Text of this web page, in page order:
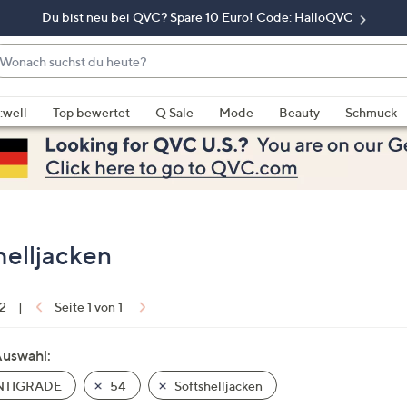
Du bist neu bei QVC? Spare 10 Euro! Code: HalloQVC
Top bewertet Q Sale Mode Beauty
Schmuck
| Seite 1 von 1
54 Softshelljacken